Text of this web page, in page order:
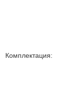
Комплектация: